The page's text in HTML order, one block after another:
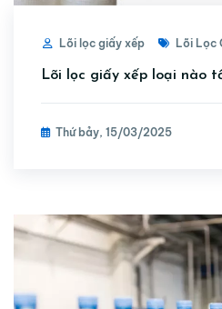
Lõi lọc giấy xếp Lõi Lọc
Lõi lọc giấy xếp loại nào
Thứ bảy, 15/03/2025